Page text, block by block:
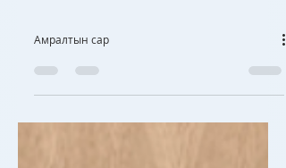
Амралтын сар